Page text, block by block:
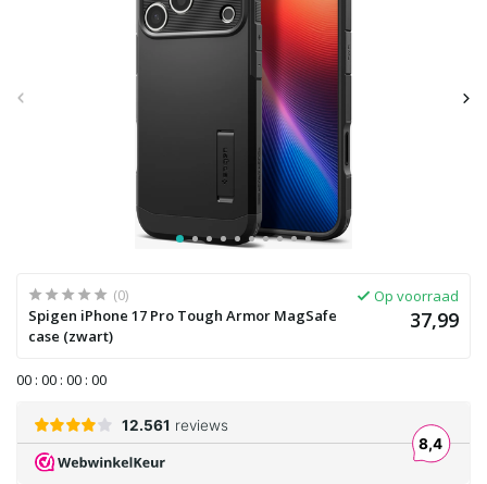
(0)
Spigen iPhone 17 Pro Tough Armor MagSafe
case (zwart)
Op voorraad
37,99
00 : 00 : 00 : 00